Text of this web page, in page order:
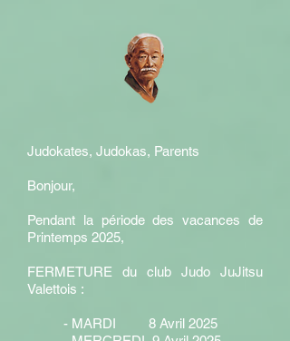
Judokates, Judokas, Parents
Bonjour,
Pendant la période des vacances de
Printemps 2025,
FERMETURE du club Judo JuJitsu
Valettois :
- MARDI 8 Avril 2025